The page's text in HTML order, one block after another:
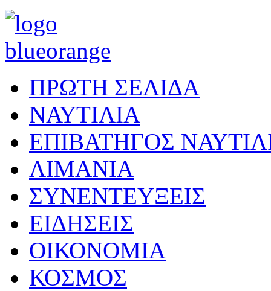
ΠΡΩΤΗ ΣΕΛΙΔΑ
ΝΑΥΤΙΛΙΑ
ΕΠΙΒΑΤΗΓΟΣ
ΛΙΜΑΝΙΑ
ΣΥΝΕΝΤΕΥΞΕΙΣ
ΕΙΔΗΣΕΙΣ
ΟΙΚΟΝΟΜΙΑ
ΚΟΣΜΟΣ